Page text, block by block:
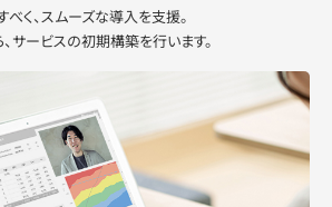
く、スムーズな導入を支援。
サービスの初期構築を行います。